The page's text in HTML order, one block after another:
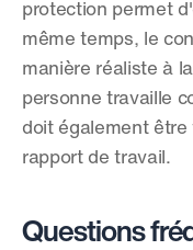
protection permet
même temps, le
manière réaliste à
personne travaille
doit également
rapport de travail.
Questions